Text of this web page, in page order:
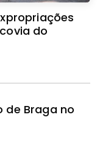
do
Braga no